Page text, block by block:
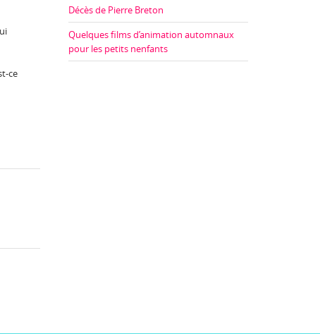
ce
Décès de Pierre Breton
Quelques films d’animation automnaux
pour les petits nenfants